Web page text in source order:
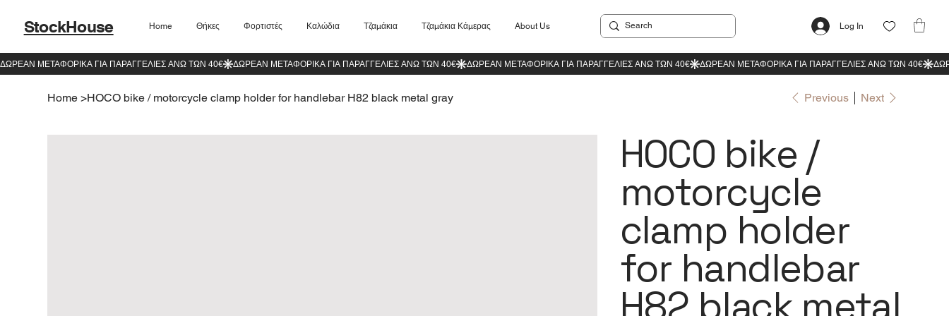
StockHouse Home Θήκες Φορτιστές Καλώδια Τζαμάκια Τζαμάκια Κάμερας About Us Log In
Home >HOCO bike / motorcycle clamp holder for handlebar H82 black metal gray Previous Next
HOCO bike /
motorcycle
clamp holder
for handlebar